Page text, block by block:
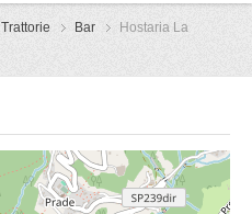
Trattorie Bar
Hostaria La